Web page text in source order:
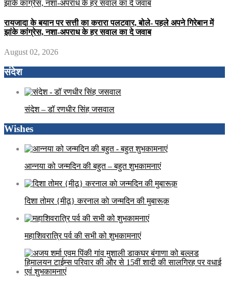
रायजादा के बयान पर सत्ती का करारा पलटवार, बोले- पहले अपने गिरेबान में
झांके कांग्रेस, नशा-अपराध के हर सवाल का दे जवाब
August 02, 2026
संदेश
संदेश – डॉ रणधीर सिंह जसवाल
Wishes
आन्नया को जन्मदिन की बहुत – बहुत शुभकामनाएं
दिशा तोमर {मीठू} करनाल काे जन्मदिन की मुबारूक़
महाशिवरात्रि पर्व की सभी को शुभकामनाएं